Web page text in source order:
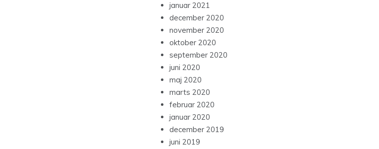
januar 2021
december 2020
november 2020
oktober 2020
september 2020
juni 2020
maj 2020
marts 2020
februar 2020
januar 2020
december 2019
juni 2019